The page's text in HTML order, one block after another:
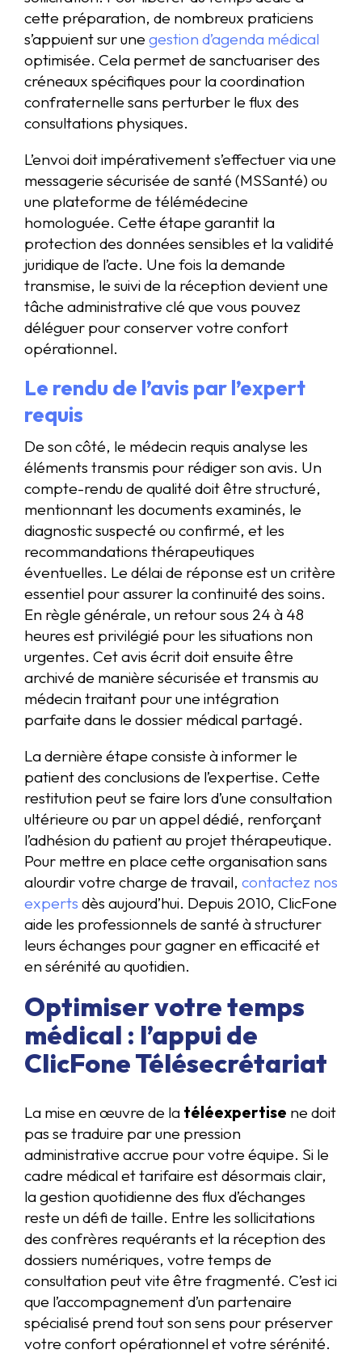
cette préparation, de nombreux praticiens
s’appuient sur une gestion d’agenda médical
optimisée. Cela permet de sanctuariser des
créneaux spécifiques pour la coordination
confraternelle sans perturber le flux des
consultations physiques.
L’envoi doit impérativement s’effectuer via une
messagerie sécurisée de santé (MSSanté) ou
une plateforme de télémédecine
homologuée. Cette étape garantit la
protection des données sensibles et la validité
juridique de l’acte. Une fois la demande
transmise, le suivi de la réception devient une
tâche administrative clé que vous pouvez
déléguer pour conserver votre confort
opérationnel.
Le rendu de l’avis par l’expert
requis
De son côté, le médecin requis analyse les
éléments transmis pour rédiger son avis. Un
compte-rendu de qualité doit être structuré,
mentionnant les documents examinés, le
diagnostic suspecté ou confirmé, et les
recommandations thérapeutiques
éventuelles. Le délai de réponse est un critère
essentiel pour assurer la continuité des soins.
En règle générale, un retour sous 24 à 48
heures est privilégié pour les situations non
urgentes. Cet avis écrit doit ensuite être
archivé de manière sécurisée et transmis au
médecin traitant pour une intégration
parfaite dans le dossier médical partagé.
La dernière étape consiste à informer le
patient des conclusions de l’expertise. Cette
restitution peut se faire lors d’une consultation
ultérieure ou par un appel dédié, renforçant
l’adhésion du patient au projet thérapeutique.
Pour mettre en place cette organisation sans
alourdir votre charge de travail, contactez nos
experts dès aujourd’hui. Depuis 2010, ClicFone
aide les professionnels de santé à structurer
leurs échanges pour gagner en efficacité et
en sérénité au quotidien.
Optimiser votre temps
médical : l’appui de
ClicFone Télésecrétariat
La mise en œuvre de la téléexpertise ne doit
pas se traduire par une pression
administrative accrue pour votre équipe. Si le
cadre médical et tarifaire est désormais clair,
la gestion quotidienne des flux d’échanges
reste un défi de taille. Entre les sollicitations
des confrères requérants et la réception des
dossiers numériques, votre temps de
consultation peut vite être fragmenté. C’est ici
que l’accompagnement d’un partenaire
spécialisé prend tout son sens pour préserver
votre confort opérationnel et votre sérénité.